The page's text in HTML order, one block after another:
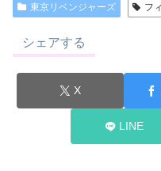
東京リベンジャーズ フ
シェアする
X
LINE